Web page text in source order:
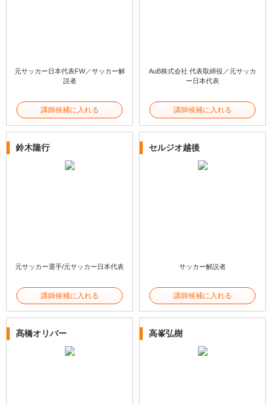
元サッカー日本代表FW／サッカー解
説者
講師候補に入れる
AuB株式会社 代表取締役／元サッカ
ー日本代表
講師候補に入れる
鈴木隆行
元サッカー選手/元サッカー日本代表
講師候補に入れる
セルジオ越後
サッカー解説者
講師候補に入れる
髙橋オリバー 高峯弘樹